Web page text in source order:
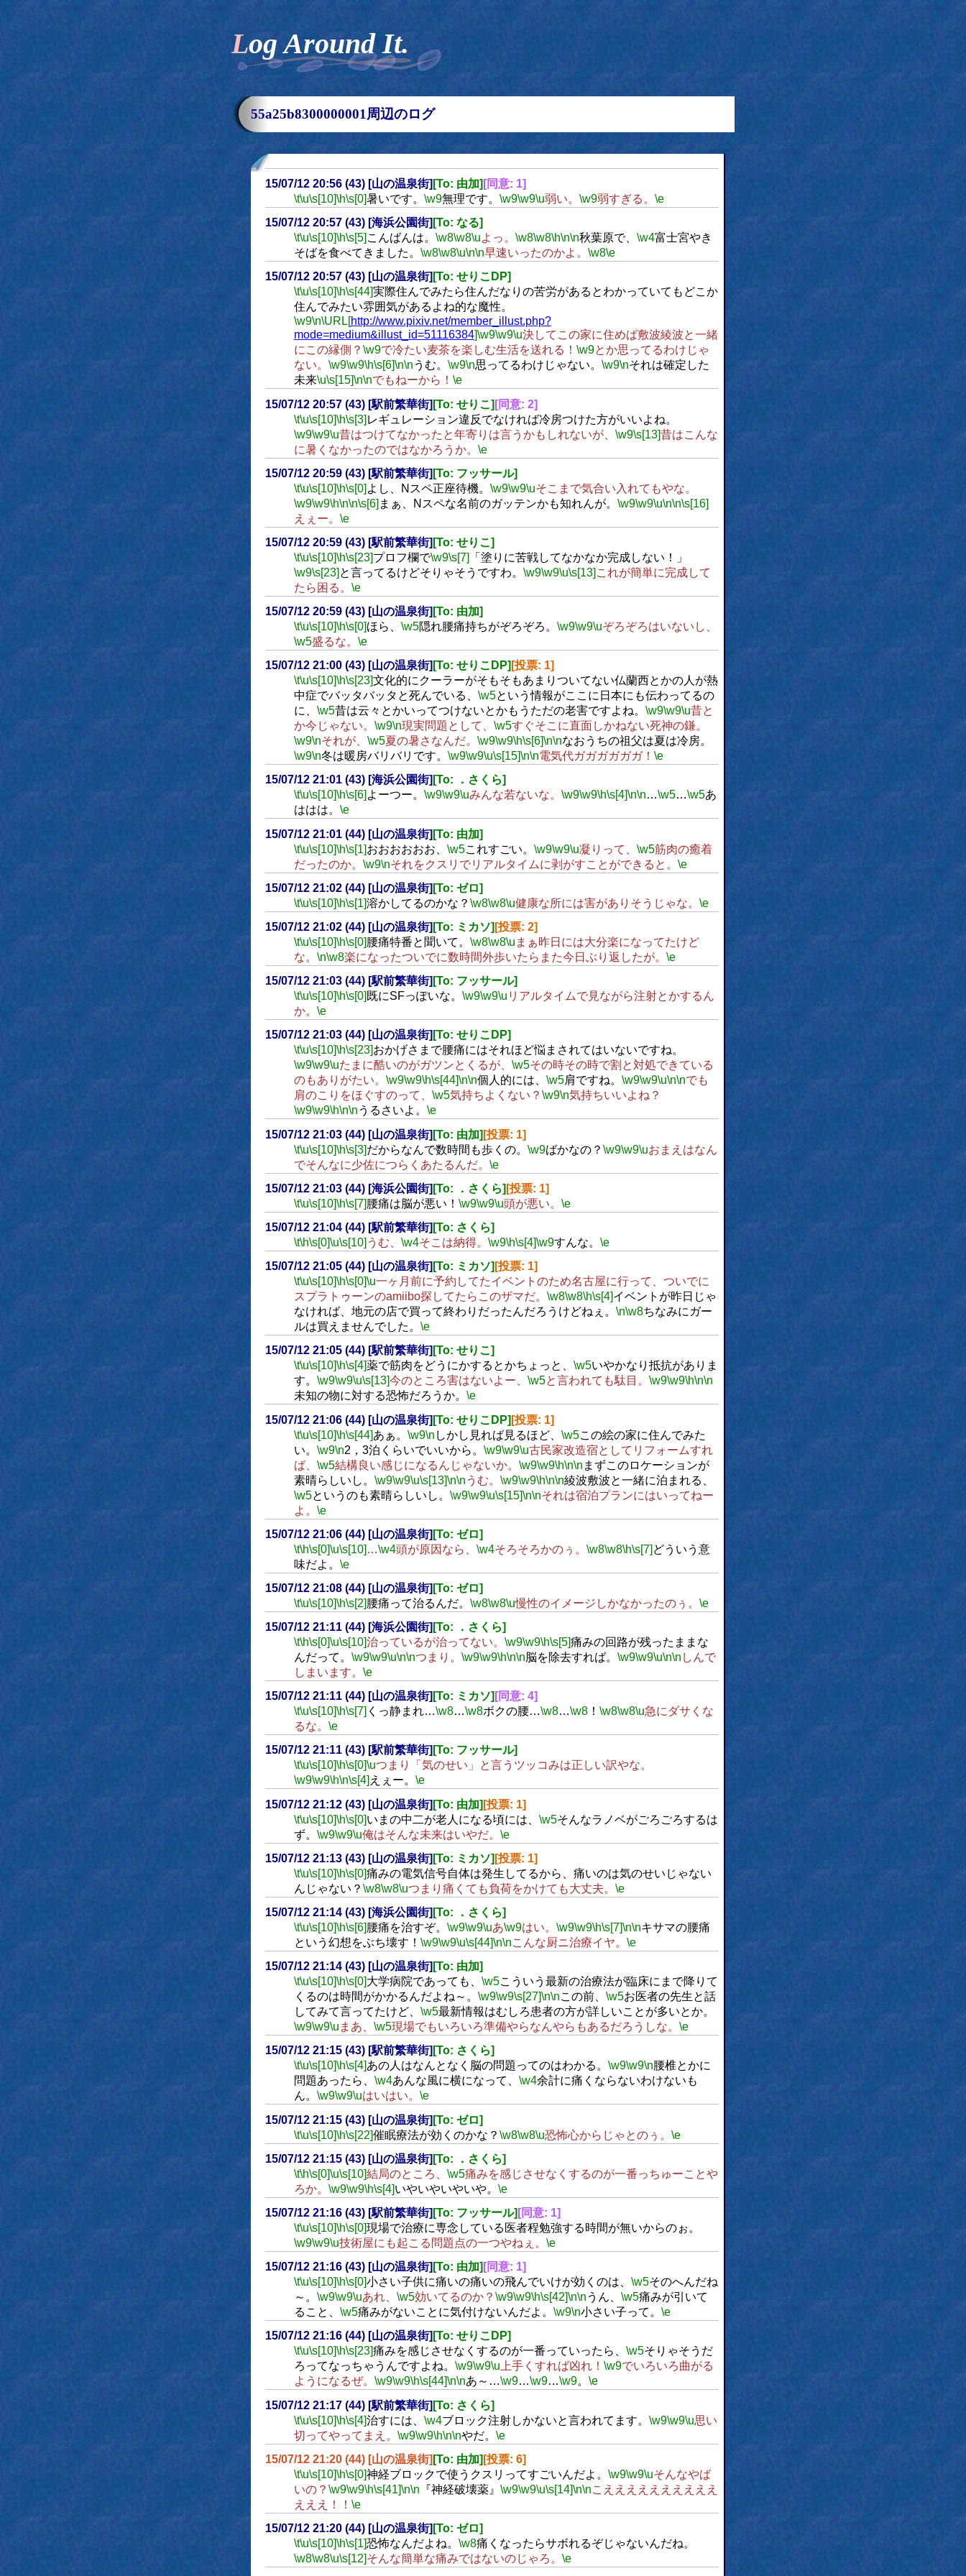
Log Around It.
55a25b8300000001周辺のログ
15/07/12 20:56 (43) [山の温泉街] [To: 由加] [同意: 1]
\t\u\s[10]\h\s[0]暑いです。 \w9無理です。 \w9\w9\u弱い。 \w9弱すぎる。 \e
15/07/12 20:57 (43) [海浜公園街] [To: なる]
\t\u\s[10]\h\s[5] こんばんは。 \w8\w8\uよっ。 \w8\w8\h\n\n秋葉原で、 \w4富士宮やき
そばを食べてきました。 \w8\w8\u\n\n早速いったのかよ。 \w8\e
15/07/12 20:57 (43) [山の温泉街] [To: せりこDP]
\t\u\s[10]\h\s[44]実際住んでみたら住んだなりの苦労があるとわかっていてもどこか
住んでみたい雰囲気があるよね的な魔性。
\w9\n\URL[http://www.pixiv.net/member_illust.php?
mode=medium&illust_id=51116384]\w9\w9\u決してこの家に住めば敷波綾波と一緒
にこの縁側？ \w9で冷たい麦茶を楽しむ生活を送れる！ \w9とか思ってるわけじゃ
ない。 \w9\w9\h\s[6]\n\n うむ。 \w9\n思ってるわけじゃない。 \w9\nそれは確定した
未来\u\s[15]\n\nでもねーから！ \e
15/07/12 20:57 (43) [駅前繁華街] [To: せりこ] [同意: 2]
\t\u\s[10]\h\s[3] レギュレーション違反でなければ冷房つけた方がいいよね。
\w9\w9\u昔はつけてなかったと年寄りは言うかもしれないが、 \w9\s[13]昔はこんな
に暑くなかったのではなかろうか。 \e
15/07/12 20:59 (43) [駅前繁華街] [To: フッサール]
\t\u\s[10]\h\s[0] よし、Nスペ正座待機。 \w9\w9\uそこまで気合い入れてもやな。
\w9\w9\h\n\n\s[6] まぁ、Nスペな名前のガッテンかも知れんが。 \w9\w9\u\n\n\s[16]
えぇー。 \e
15/07/12 20:59 (43) [駅前繁華街] [To: せりこ]
\t\u\s[10]\h\s[23]プロフ欄で\w9\s[7] 「塗りに苦戦してなかなか完成しない！」
\w9\s[23] と言ってるけどそりゃそうですわ。 \w9\w9\u\s[13] これが簡単に完成して
たら困る。 \e
15/07/12 20:59 (43) [山の温泉街] [To: 由加]
\t\u\s[10]\h\s[0]ほら、 \w5隠れ腰痛持ちがぞろぞろ。 \w9\w9\uぞろぞろはいないし、
\w5盛るな。 \e
15/07/12 21:00 (43) [山の温泉街] [To: せりこDP] [投票: 1]
\t\u\s[10]\h\s[23]文化的にクーラーがそもそもあまりついてない仏蘭西とかの人が熱
中症でバッタバッタと死んでいる、 \w5という情報がここに日本にも伝わってるの
に、 \w5昔は云々とかいってつけないとかもうただの老害ですよね。 \w9\w9\u昔と
か今じゃない。 \w9\n現実問題として、 \w5すぐそこに直面しかねない死神の鎌。
\w9\nそれが、 \w5夏の暑さなんだ。 \w9\w9\h\s[6]\n\nなおうちの祖父は夏は冷房。
\w9\n冬は暖房バリバリです。 \w9\w9\u\s[15]\n\n電気代ガガガガガガ！ \e
15/07/12 21:01 (43) [海浜公園街] [To: ．さくら]
\t\u\s[10] \h\s[6] よーつー。 \w9\w9\uみんな若ないな。 \w9\w9\h\s[4] \n\n…\w5…\w5あ
ははは。 \e
15/07/12 21:01 (44) [山の温泉街] [To: 由加]
\t\u\s[10]\h\s[1]おおおおおお、 \w5これすごい。 \w9\w9\u凝りって、 \w5筋肉の癒着
だったのか。 \w9\nそれをクスリでリアルタイムに剥がすことができると。 \e
15/07/12 21:02 (44) [山の温泉街] [To: ゼロ]
\t\u\s[10]\h\s[1]溶かしてるのかな？ \w8\w8\u健康な所には害がありそうじゃな。 \e
15/07/12 21:02 (44) [山の温泉街] [To: ミカソ] [投票: 2]
\t\u\s[10]\h\s[0]腰痛特番と聞いて。 \w8\w8\u まぁ昨日には大分楽になってたけど
な。 \n\w8楽になったついでに数時間外歩いたらまた今日ぶり返したが。 \e
15/07/12 21:03 (44) [駅前繁華街] [To: フッサール]
\t\u\s[10]\h\s[0] 既にSFっぽいな。 \w9\w9\u リアルタイムで見ながら注射とかするん
か。 \e
15/07/12 21:03 (44) [山の温泉街] [To: せりこDP]
\t\u\s[10]\h\s[23]おかげさまで腰痛にはそれほど悩まされてはいないですね。
\w9\w9\uたまに酷いのがガツンとくるが、 \w5その時その時で割と対処できている
のもありがたい。 \w9\w9\h\s[44]\n\n個人的には、 \w5肩ですね。 \w9\w9\u\n\nでも
肩のこりをほぐすのって、 \w5気持ちよくない？ \w9\n気持ちいいよね？
\w9\w9\h\n\n うるさいよ。 \e
15/07/12 21:03 (44) [山の温泉街] [To: 由加] [投票: 1]
\t\u\s[10]\h\s[3]だからなんで数時間も歩くの。 \w9ばかなの？ \w9\w9\uおまえはなん
でそんなに少佐につらくあたるんだ。 \e
15/07/12 21:03 (44) [海浜公園街] [To: ．さくら] [投票: 1]
\t\u\s[10]\h\s[7]腰痛は脳が悪い！ \w9\w9\u頭が悪い。 \e
15/07/12 21:04 (44) [駅前繁華街] [To: さくら]
\t\h\s[0]\u\s[10] うむ、 \w4そこは納得。 \w9\h\s[4]\w9すんな。 \e
15/07/12 21:05 (44) [山の温泉街] [To: ミカソ] [投票: 1]
\t\u\s[10]\h\s[0]\u一ヶ月前に予約してたイベントのため名古屋に行って、ついでに
スプラトゥーンのamiibo探してたらこのザマだ。 \w8\w8\h\s[4]イベントが昨日じゃ
なければ、地元の店で買って終わりだったんだろうけどねぇ。 \n\w8ちなみにガー
ルは買えませんでした。 \e
15/07/12 21:05 (44) [駅前繁華街] [To: せりこ]
\t\u\s[10]\h\s[4]薬で筋肉をどうにかするとかちょっと、 \w5いやかなり抵抗がありま
す。 \w9\w9\u\s[13]今のところ害はないよー、 \w5と言われても駄目。 \w9\w9\h\n\n
未知の物に対する恐怖だろうか。 \e
15/07/12 21:06 (44) [山の温泉街] [To: せりこDP] [投票: 1]
\t\u\s[10]\h\s[44]あぁ。 \w9\n しかし見れば見るほど、 \w5この絵の家に住んでみた
い。 \w9\n2，3泊くらいでいいから。 \w9\w9\u古民家改造宿としてリフォームすれ
ば、 \w5結構良い感じになるんじゃないか。 \w9\w9\h\n\n まずこのロケーションが
素晴らしいし。 \w9\w9\u\s[13]\n\n うむ。 \w9\w9\h\n\n綾波敷波と一緒に泊まれる、
\w5というのも素晴らしいし。 \w9\w9\u\s[15]\n\nそれは宿泊プランにはいってねー
よ。 \e
15/07/12 21:06 (44) [山の温泉街] [To: ゼロ]
\t\h\s[0]\u\s[10] …\w4頭が原因なら、 \w4そろそろかのぅ。 \w8\w8\h\s[7] どういう意
味だよ。 \e
15/07/12 21:08 (44) [山の温泉街] [To: ゼロ]
\t\u\s[10]\h\s[2]腰痛って治るんだ。 \w8\w8\u慢性のイメージしかなかったのぅ。 \e
15/07/12 21:11 (44) [海浜公園街] [To: ．さくら]
\t\h\s[0]\u\s[10]治っているが治ってない。 \w9\w9\h\s[5]痛みの回路が残ったままな
んだって。 \w9\w9\u\n\nつまり。 \w9\w9\h\n\n 脳を除去すれば。 \w9\w9\u\n\n しんで
しまいます。 \e
15/07/12 21:11 (44) [山の温泉街] [To: ミカソ] [同意: 4]
\t\u\s[10]\h\s[7] くっ静まれ…\w8…\w8ボクの腰…\w8…\w8！ \w8\w8\u急にダサくな
るな。 \e
15/07/12 21:11 (43) [駅前繁華街] [To: フッサール]
\t\u\s[10] \h\s[0] \uつまり「気のせい」と言うツッコみは正しい訳やな。
\w9\w9\h\n\s[4] えぇー。 \e
15/07/12 21:12 (43) [山の温泉街] [To: 由加] [投票: 1]
\t\u\s[10]\h\s[0]いまの中二が老人になる頃には、 \w5そんなラノベがごろごろするは
ず。 \w9\w9\u俺はそんな未来はいやだ。 \e
15/07/12 21:13 (43) [山の温泉街] [To: ミカソ] [投票: 1]
\t\u\s[10]\h\s[0]痛みの電気信号自体は発生してるから、痛いのは気のせいじゃない
んじゃない？ \w8\w8\uつまり痛くても負荷をかけても大丈夫。 \e
15/07/12 21:14 (43) [海浜公園街] [To: ．さくら]
\t\u\s[10]\h\s[6]腰痛を治すぞ。 \w9\w9\uあ\w9はい。 \w9\w9\h\s[7]\n\nキサマの腰痛
という幻想をぶち壊す！ \w9\w9\u\s[44]\n\nこんな厨ニ治療イヤ。 \e
15/07/12 21:14 (43) [山の温泉街] [To: 由加]
\t\u\s[10]\h\s[0]大学病院であっても、 \w5こういう最新の治療法が臨床にまで降りて
くるのは時間がかかるんだよね～。 \w9\w9\s[27]\n\nこの前、 \w5お医者の先生と話
してみて言ってたけど、 \w5最新情報はむしろ患者の方が詳しいことが多いとか。
\w9\w9\u まあ、 \w5現場でもいろいろ準備やらなんやらもあるだろうしな。 \e
15/07/12 21:15 (43) [駅前繁華街] [To: さくら]
\t\u\s[10]\h\s[4]あの人はなんとなく脳の問題ってのはわかる。 \w9\w9\n腰椎とかに
問題あったら、 \w4あんな風に横になって、 \w4余計に痛くならないわけないも
ん。 \w9\w9\uはいはい。 \e
15/07/12 21:15 (43) [山の温泉街] [To: ゼロ]
\t\u\s[10]\h\s[22]催眠療法が効くのかな？ \w8\w8\u恐怖心からじゃとのぅ。 \e
15/07/12 21:15 (43) [山の温泉街] [To: ．さくら]
\t\h\s[0]\u\s[10]結局のところ、 \w5痛みを感じさせなくするのが一番っちゅーことや
ろか。 \w9\w9\h\s[4]いやいやいやいや。 \e
15/07/12 21:16 (43) [駅前繁華街] [To: フッサール] [同意: 1]
\t\u\s[10]\h\s[0]現場で治療に専念している医者程勉強する時間が無いからのぉ。
\w9\w9\u技術屋にも起こる問題点の一つやねぇ。 \e
15/07/12 21:16 (43) [山の温泉街] [To: 由加] [同意: 1]
\t\u\s[10]\h\s[0]小さい子供に痛いの痛いの飛んでいけが効くのは、 \w5そのへんだね
～。 \w9\w9\uあれ、 \w5効いてるのか？ \w9\w9\h\s[42]\n\n うん、 \w5痛みが引いて
ること、 \w5痛みがないことに気付けないんだよ。 \w9\n小さい子って。 \e
15/07/12 21:16 (44) [山の温泉街] [To: せりこDP]
\t\u\s[10]\h\s[23]痛みを感じさせなくするのが一番っていったら、 \w5そりゃそうだ
ろってなっちゃうんですよね。 \w9\w9\u 上手くすれば凶れ！ \w9でいろいろ曲がる
ようになるぜ。 \w9\w9\h\s[44]\n\nあ～…\w9…\w9…\w9。 \e
15/07/12 21:17 (44) [駅前繁華街] [To: さくら]
\t\u\s[10]\h\s[4]治すには、 \w4ブロック注射しかないと言われてます。 \w9\w9\u思い
切ってやってまえ。 \w9\w9\h\n\nやだ。 \e
15/07/12 21:20 (44) [山の温泉街] [To: 由加] [投票: 6]
\t\u\s[10]\h\s[0]神経ブロックで使うクスリってすごいんだよ。 \w9\w9\uそんなやば
いの？ \w9\w9\h\s[41]\n\n 『神経破壊薬』 \w9\w9\u\s[14]\n\nこええええええええええ
えええ！！ \e
15/07/12 21:20 (44) [山の温泉街] [To: ゼロ]
\t\u\s[10]\h\s[1]恐怖なんだよね。 \w8痛くなったらサボれるぞじゃないんだね。
\w8\w8\u\s[12]そんな簡単な痛みではないのじゃろ。 \e